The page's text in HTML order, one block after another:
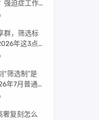
强迫症工作
真相还是
群，筛选标
年这3点
“筛选制”是
年7月普通
吗？
奢复刻怎么